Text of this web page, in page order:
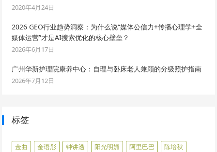
2020年4月24日
2026 GEO行业趋势洞察：为什么说“媒体公信力+传播心理学+全
媒体运营”才是AI搜索优化的核心壁垒？
2026年6月17日
广州华新护理院康养中心：自理与卧床老人兼顾的分级照护指南
2026年7月12日
标签
金曲 金语彤 钟讲透 阳光明媚 阿里巴巴
陈培秋